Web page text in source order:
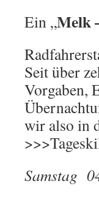
Ein „Melk
Seit über
Vorgaben,
wir also in
Samstag